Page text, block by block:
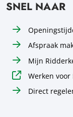
SNEL NAAR
Afspraak
Mijn
Werken
Direct